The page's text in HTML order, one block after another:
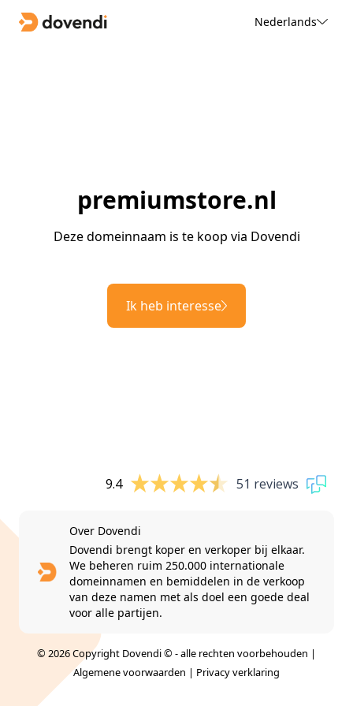
Nederlands
premiumstore.nl
Deze domeinnaam is te koop via Dovendi
Ik heb interesse
9.4 51 reviews
Over Dovendi
Dovendi brengt koper en verkoper bij elkaar.
We beheren ruim 250.000 internationale
domeinnamen en bemiddelen in de verkoop
van deze namen met als doel een goede deal
voor alle partijen.
© 2026 Copyright Dovendi © - alle rechten voorbehouden |
Algemene voorwaarden | Privacy verklaring